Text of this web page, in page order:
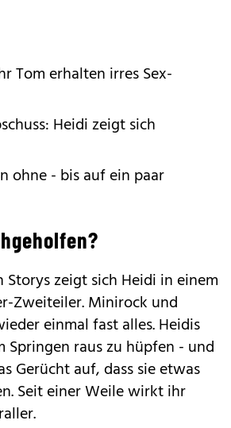
Tom erhalten irres Sex-
Heidi zeigt sich
ohne - bis auf ein paar
Storys zeigt sich Heidi in einem
Zweiteiler. Minirock und
einmal fast alles. Heidis
Springen raus zu hüpfen - und
Gerücht auf, dass sie etwas
Seit einer Weile wirkt ihr